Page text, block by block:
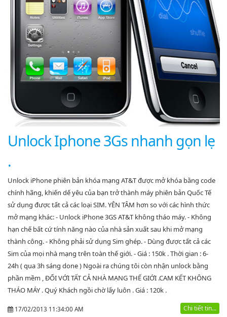
Unlock Iphone 3Gs nhanh gọn lẹ
.
Unlock iPhone phiên bản khóa mạng AT&T được mở khóa bằng code
chính hãng, khiến dế yêu của bạn trở thành máy phiên bản Quốc Tế
sử dụng được tất cả các loại SIM. YÊN TÂM hơn so với các hình thức
mở mạng khác: - Unlock iPhone 3GS AT&T không tháo máy. - Không
hạn chế bất cứ tính năng nào của nhà sản xuất sau khi mở mạng
thành công. - Không phải sử dụng Sim ghép. - Dùng được tất cả các
Sim của mọi nhà mạng trên toàn thế giới. - Giá : 150k . Thời gian : 6-
24h ( qua 3h sáng done ) Ngoài ra chúng tôi còn nhận unlock bằng
phần mềm , ĐỐI VỚI TẤT CẢ NHÀ MẠNG THẾ GIỚI .CAM KẾT KHÔNG
THÁO MÁY . Quý Khách ngồi chờ lấy luôn . Giá : 120k .
17/02/2013 11:34:00 AM Chi tiết tin...